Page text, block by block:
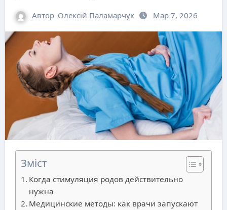
Автор Олексій Паламарчук Мар 7, 2026
Зміст
Когда стимуляция родов действительно
нужна
Медицинские методы: как врачи запускают